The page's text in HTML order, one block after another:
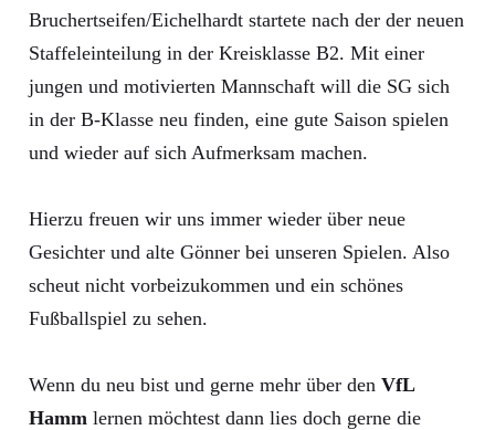
Bruchertseifen/Eichelhardt startete nach der der neuen
Staffeleinteilung in der Kreisklasse B2. Mit einer
jungen und motivierten Mannschaft will die SG sich
in der B-Klasse neu finden, eine gute Saison spielen
und wieder auf sich Aufmerksam machen.
Hierzu freuen wir uns immer wieder über neue
Gesichter und alte Gönner bei unseren Spielen. Also
scheut nicht vorbeizukommen und ein schönes
Fußballspiel zu sehen.
Wenn du neu bist und gerne mehr über den VfL
Hamm lernen möchtest dann lies doch gerne die